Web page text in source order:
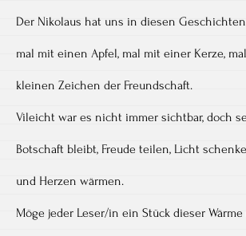
Der Nikolaus hat uns in diesen
mal mit einen Apfel, mal mit einer Kerze,
kleinen Zeichen der Freundschaft.
Vileicht war es nicht immer sichtbar, doch
Botschaft bleibt, Freude teilen, Licht
und Herzen wärmen.
Möge jeder Leser/in ein Stück dieser